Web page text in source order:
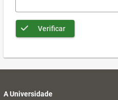
Verificar
A Universidade